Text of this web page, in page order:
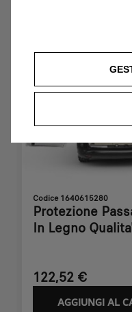
Codice 1640615280
Protezione
In Legno
122,52 €
AGGIUNGI AL